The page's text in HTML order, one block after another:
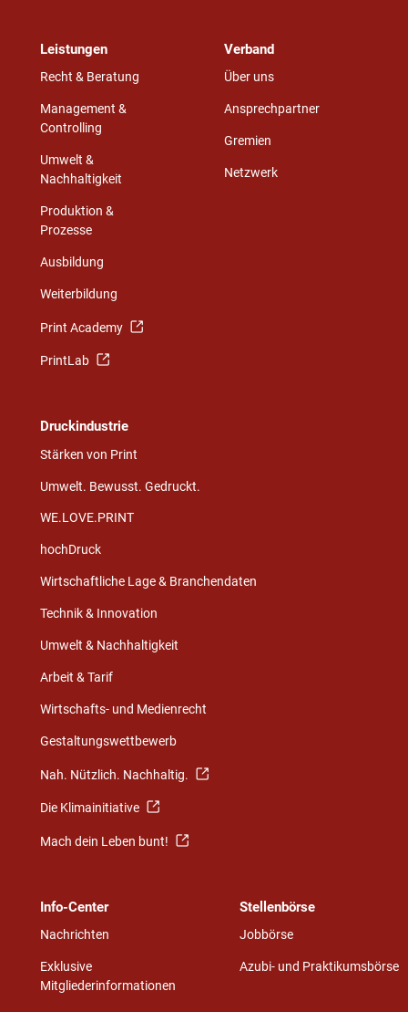
Leistungen
Recht & Beratung
Management &
Controlling
Umwelt &
Nachhaltigkeit
Produktion &
Prozesse
Ausbildung
Weiterbildung
Print Academy
PrintLab
Verband
Über uns
Ansprechpartner
Gremien
Netzwerk
Druckindustrie
Stärken von Print
Umwelt. Bewusst. Gedruckt.
WE.LOVE.PRINT
hochDruck
Wirtschaftliche Lage & Branchendaten
Technik & Innovation
Umwelt & Nachhaltigkeit
Arbeit & Tarif
Wirtschafts- und Medienrecht
Gestaltungswettbewerb
Nah. Nützlich. Nachhaltig.
Die Klimainitiative
Mach dein Leben bunt!
Info-Center
Nachrichten
Exklusive
Mitgliederinformationen
Stellenbörse
Jobbörse
Azubi- und Praktikumsbörse